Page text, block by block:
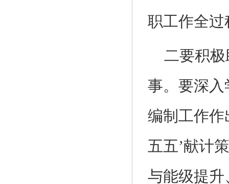
职工作全过
二要积极
事。要深入
编制工作作
五五’献计
与能级提